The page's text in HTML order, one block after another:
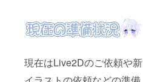
現在はLive2Dのご依頼や新